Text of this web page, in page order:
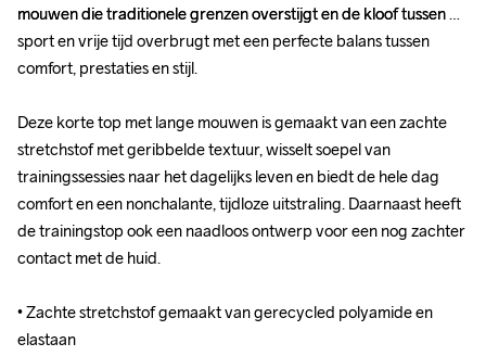
mouwen die traditionele grenzen overstijgt en de kloof tussen
sport en vrije tijd overbrugt met een perfecte balans tussen
comfort, prestaties en stijl.
Deze korte top met lange mouwen is gemaakt van een zachte
stretchstof met geribbelde textuur, wisselt soepel van
trainingssessies naar het dagelijks leven en biedt de hele dag
comfort en een nonchalante, tijdloze uitstraling. Daarnaast heeft
de trainingstop ook een naadloos ontwerp voor een nog zachter
contact met de huid.
• Zachte stretchstof gemaakt van gerecycled polyamide en
elastaan
mouwen die traditionele grenzen overstijgt en de kloof tussen
sport en vrije tijd overbrugt met een perfecte balans tussen
comfort, prestaties en stijl.
Deze korte top met lange mouwen is gemaakt van een zachte
stretchstof met geribbelde textuur, wisselt soepel van
trainingssessies naar het dagelijks leven en biedt de hele dag
comfort en een nonchalante, tijdloze uitstraling. Daarnaast heeft
de trainingstop ook een naadloos ontwerp voor een nog zachter
contact met de huid.
• Zachte stretchstof gemaakt van gerecycled polyamide en
elastaan